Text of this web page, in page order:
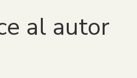
al autor